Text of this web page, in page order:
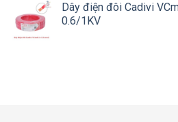
Dây điện đôi Cadivi
0.6/1KV